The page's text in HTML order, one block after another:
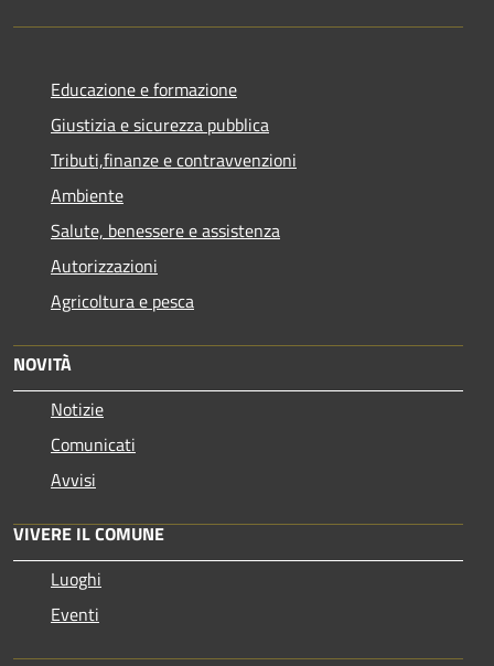
Educazione e formazione
Giustizia e sicurezza pubblica
Tributi,finanze e contravvenzioni
Ambiente
Salute, benessere e assistenza
Autorizzazioni
Agricoltura e pesca
NOVITÀ
Notizie
Comunicati
Avvisi
VIVERE IL COMUNE
Luoghi
Eventi